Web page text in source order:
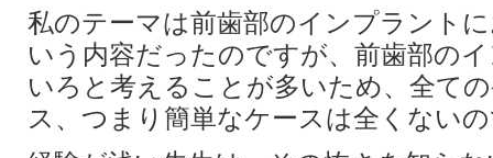
私のテーマは前歯部のインプラント
いう内容だったのですが、前歯部の
いろと考えることが多いため、全て
ス、つまり簡単なケースは全くない